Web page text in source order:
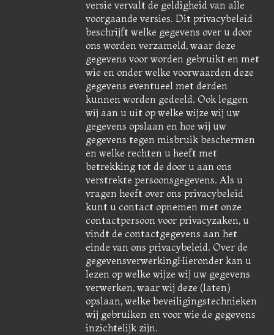
versie vervalt de geldigheid van alle
voorgaande versies. Dit privacybeleid
beschrijft welke gegevens over u door
ons worden verzameld, waar deze
gegevens voor worden gebruikt en met
wie en onder welke voorwaarden deze
gegevens eventueel met derden
kunnen worden gedeeld. Ook leggen
wij aan u uit op welke wijze wij uw
gegevens opslaan en hoe wij uw
gegevens tegen misbruik beschermen
en welke rechten u heeft met
betrekking tot de door u aan ons
verstrekte persoonsgegevens. Als u
vragen heeft over ons privacybeleid
kunt u contact opnemen met onze
contactpersoon voor privacyzaken, u
vindt de contactgegevens aan het
einde van ons privacybeleid. Over de
gegevensverwerkingHieronder kan u
lezen op welke wijze wij uw gegevens
verwerken, waar wij deze (laten)
opslaan, welke beveiligingstechnieken
wij gebruiken en voor wie de gegevens
inzichtelijk zijn.